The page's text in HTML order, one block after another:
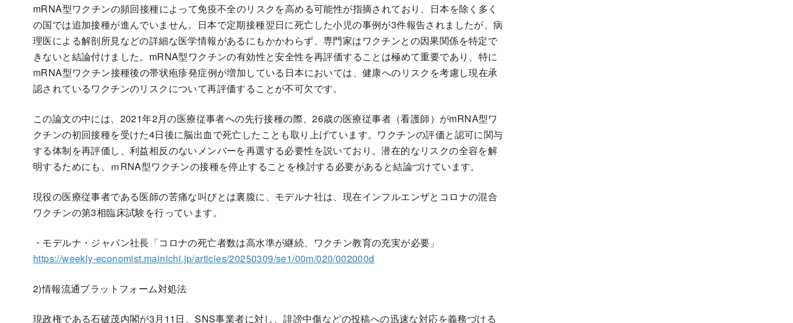
mRNA型ワクチンの頻回接種によって免疫不全のリスクを高める可能性が指摘されており、日本を除く多く
の国では追加接種が進んでいません。日本で定期接種翌日に死亡した小児の事例が3件報告されましたが、病
理医による解剖所見などの詳細な医学情報があるにもかかわらず、専門家はワクチンとの因果関係を特定で
きないと結論付けました。mRNA型ワクチンの有効性と安全性を再評価することは極めて重要であり、特に
mRNA型ワクチン接種後の帯状疱疹発症例が増加している日本においては、健康へのリスクを考慮し現在承
認されているワクチンのリスクについて再評価することが不可欠です。
この論文の中には、2021年2月の医療従事者への先行接種の際、26歳の医療従事者（看護師）がmRNA型ワ
クチンの初回接種を受けた4日後に脳出血で死亡したことも取り上げています。ワクチンの評価と認可に関与
する体制を再評価し、利益相反のないメンバーを再選する必要性を説いており。潜在的なリスクの全容を解
明するためにも、ｍRNA型ワクチンの接種を停止することを検討する必要があると結論づけています。
現役の医療従事者である医師の苦痛な叫びとは裏腹に、モデルナ社は、現在インフルエンザとコロナの混合
ワクチンの第3相臨床試験を行っています。
・モデルナ・ジャパン社長「コロナの死亡者数は高水準が継続、ワクチン教育の充実が必要」
https://weekly-economist.mainichi.jp/articles/20250309/se1/00m/020/002000d
2)情報流通プラットフォーム対処法
現政権である石破茂内閣が3月11日、SNS事業者に対し、誹謗中傷などの投稿への迅速な対応を義務づける